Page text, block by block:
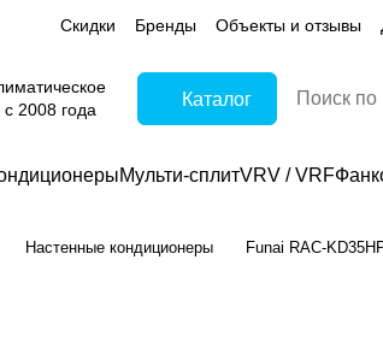
Скидки Бренды Объекты и отзывы
2008 года
Каталог
Мульти-сплитVRV / VRF
Настенные кондиционеры Funai RAC-